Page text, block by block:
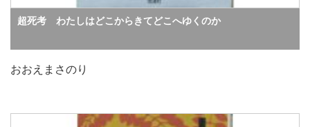
超死考 わたしはどこからきてどこへゆくのか
おおえまさのり